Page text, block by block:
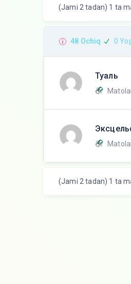
(Jami 2 tadan) 1 ta
48 Ochiq 0
Туаль
(Jami 2 tadan) 1 ta